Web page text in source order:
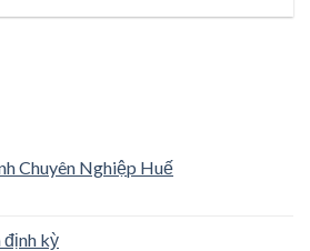
Chuyên Nghiệp Huế
định kỳ